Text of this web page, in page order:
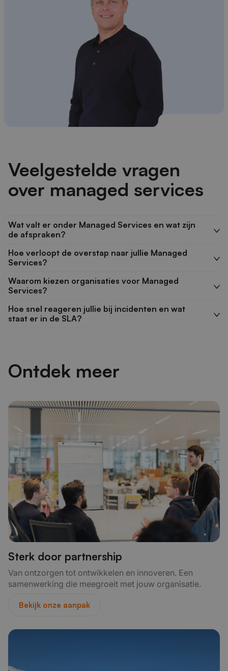
Veelgestelde vragen
over managed services
Wat valt er onder Managed Services en wat zijn
de afspraken?
Hoe verloopt de overstap naar jullie Managed
Services?
Waarom kiezen organisaties voor Managed
Services?
Hoe snel reageren jullie bij incidenten en wat
staat er in de SLA?
Ontdek meer
Sterk door partnership
Van ontzorgen tot ontwikkelen en innoveren. Een
samenwerking die meegroeit met jouw organisatie.
Bekijk onze aanpak